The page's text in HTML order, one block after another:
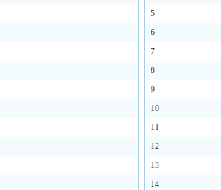
5
6
7
8
9
10
11
12
13
14